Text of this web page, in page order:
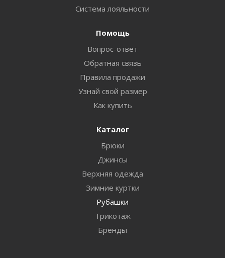
Система лояльности
Помощь
Вопрос-ответ
Обратная связь
Правила продажи
Узнай свой размер
Как купить
Каталог
Брюки
Джинсы
Верхняя одежда
Зимние куртки
Рубашки
Трикотаж
Бренды